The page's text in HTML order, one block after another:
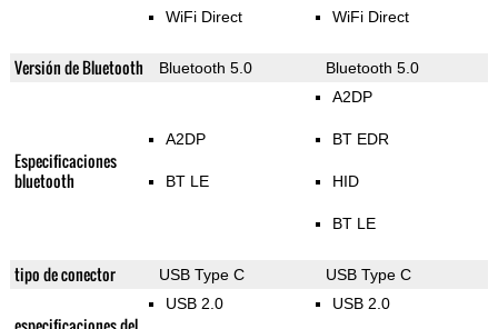
WiFi Direct WiFi Direct
Versión de Bluetooth Bluetooth 5.0 Bluetooth 5.0
Especificaciones
bluetooth
A2DP
BT LE
A2DP
BT EDR
HID
BT LE
tipo de conector USB Type C USB Type C
USB 2.0 USB 2.0